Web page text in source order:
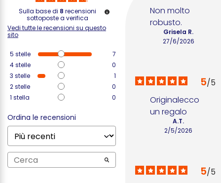
Sulla base di 8 recensioni
sottoposte a verifica
Vedi tutte le recensioni su questo
sito
5 stelle
7
4stelle
0
3 stelle
1
2stelle
0
1 stella 0
Ordina le recensioni
Non molto
robusto.
27/6/2026
Grisela R.
5/5
Originalecco
un regalo
2/5/2026
A.T.
5/5